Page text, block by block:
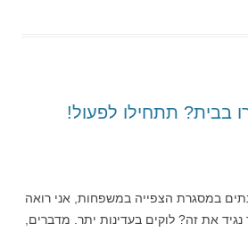
בבית? תתחילו לפעול!
במסגרת הצפייה במשפחות, אני רואה
נגיד את זה? לוקים בעדינות יתר. מדברים,